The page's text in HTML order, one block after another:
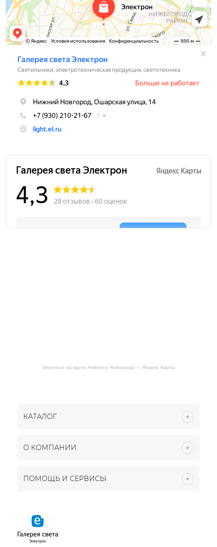
Электрон на карте Нижнего Новгорода — Яндекс Карты
КАТАЛОГ
О КОМПАНИИ
ПОМОЩЬ И СЕРВИСЫ